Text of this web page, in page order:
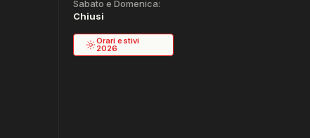
Sabato e Domenica:
Chiusi
Orari estivi
2026